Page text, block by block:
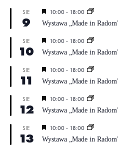
SIE
9
W
r
ż
n
o
e
10:00- 18:00
Wystawa „Made in
SIE
10
W
r
ż
n
o
e
10:00- 18:00
Wystawa „Made in
SIE
11
W
r
ż
n
o
e
10:00- 18:00
Wystawa „Made in
SIE
12
W
r
ż
n
10:00- 18:00
Wystawa „Made in
SIE
13
W
r
10:00- 18:00
Wystawa „Made in